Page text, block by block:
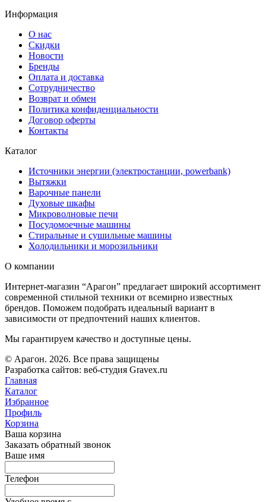
Информация
О нас
Скидки
Новости
Бренды
Оплата и доставка
Сотрудничество
Возврат и обмен
Политика конфиденциальности
Договор оферты
Контакты
Каталог
Источники энергии (электростанции, powerbank)
Вытяжки
Варочные панели
Духовые шкафы
Микроволновые печи
Посудомоечные машины
Стиральные и сушильные машины
Холодильники и морозильники
О компании
Интернет-магазин “Арагон” предлагает широкий ассортимент
современной стильной техники от всемирно известных
брендов. Поможем подобрать идеальный вариант в
зависимости от предпочтений наших клиентов.
Мы гарантируем качество и доступные цены.
© Арагон. 2026. Все права защищены
Разработка сайтов: веб-студия Gravex.ru
Главная
Каталог
Избранное
Профиль
Корзина
Ваша корзина
Заказать обратный звонок
Ваше имя
Телефон